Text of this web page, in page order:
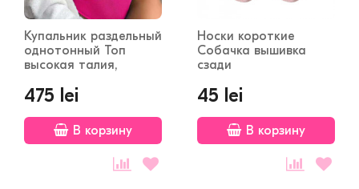
Купальник раздельный
однотонный Топ
высокая талия,
475 lei
В корзину
Носки короткие
Собачка вышивка
сзади
45 lei
В корзину